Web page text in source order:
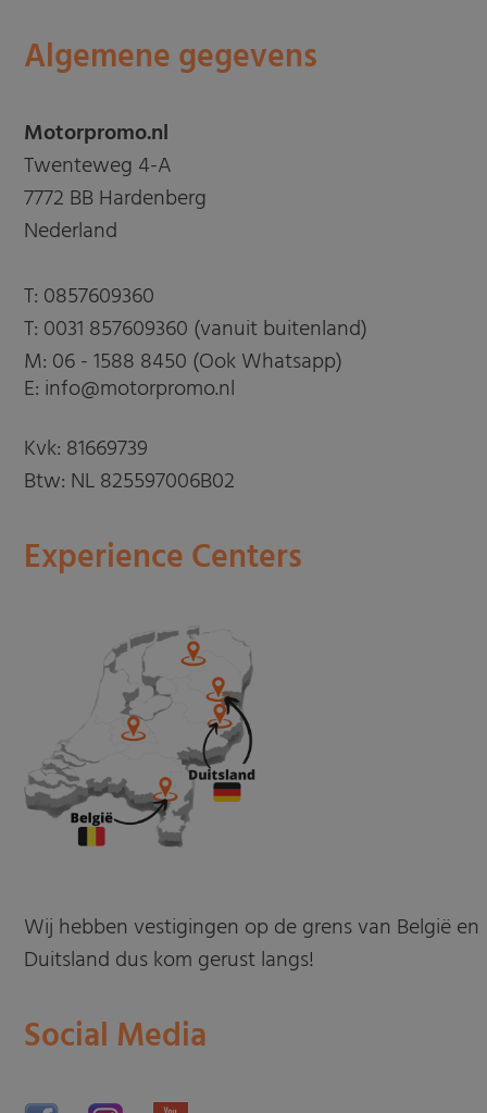
Algemene gegevens
Motorpromo.nl
Twenteweg 4-A
7772 BB Hardenberg
Nederland
T: 0857609360
T: 0031 857609360 (vanuit buitenland)
M: 06 - 1588 8450 (Ook Whatsapp)
E: info@motorpromo.nl
Kvk: 81669739
Btw: NL 825597006B02
Experience Centers
Wij hebben vestigingen op de grens van België en
Duitsland dus kom gerust langs!
Social Media